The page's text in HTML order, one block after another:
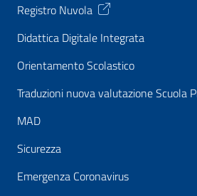
Registro Nuvola
Didattica Digitale Integrata
Orientamento Scolastico
Traduzioni nuova valutazione Scuola
MAD
Sicurezza
Emergenza Coronavirus